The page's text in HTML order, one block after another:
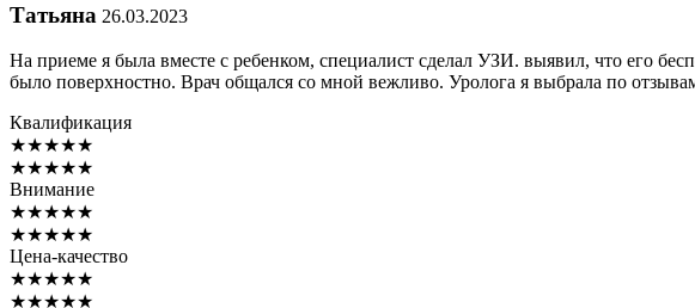
Татьяна 26.03.2023
На приеме я была вместе с ребенком, специалист сделал УЗИ. выявил, что его
было поверхностно. Врач общался со мной вежливо. Уролога я выбрала по
Квалификация
★★★★★
★★★★★
Внимание
★★★★★
★★★★★
Цена-качество
★★★★★
★★★★★